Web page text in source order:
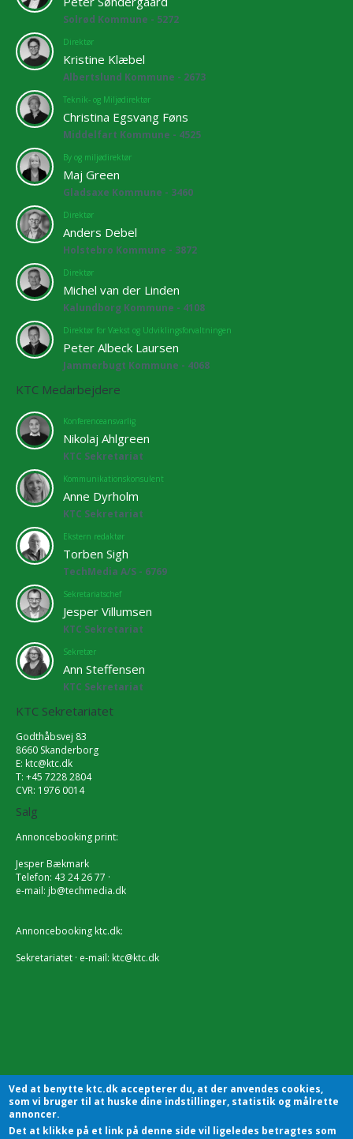
Solrød Kommune - 5272
Direktør
Kristine Klæbel
Albertslund Kommune - 2673
Teknik- og Miljødirektør
Christina Egsvang Føns
Middelfart Kommune - 4525
By og miljødirektør
Maj Green
Gladsaxe Kommune - 3460
Direktør
Anders Debel
Holstebro Kommune - 3872
Direktør
Michel van der Linden
Kalundborg Kommune - 4108
Direktør for Vækst og Udviklingsforvaltningen
Peter Albeck Laursen
Jammerbugt Kommune - 4068
KTC Medarbejdere
Konferenceansvarlig
Nikolaj Ahlgreen
KTC Sekretariat
Kommunikationskonsulent
Anne Dyrholm
KTC Sekretariat
Ekstern redaktør
Torben Sigh
TechMedia A/S - 6769
Sekretariatschef
Jesper Villumsen
KTC Sekretariat
Sekretær
Ann Steffensen
KTC Sekretariat
KTC Sekretariatet
Godthåbsvej 83
8660 Skanderborg
E: ktc@ktc.dk
T: +45 7228 2804
CVR: 1976 0014
Salg
Annoncebooking print:
Jesper Bækmark
Telefon: 43 24 26 77 ·
e-mail: jb@techmedia.dk
Annoncebooking ktc.dk:
Sekretariatet · e-mail: ktc@ktc.dk
Ved at benytte ktc.dk accepterer du, at der anvendes cookies,
som vi bruger til at huske dine indstillinger, statistik og målrette
annoncer.
Det at klikke på et link på denne side vil ligeledes betragtes som